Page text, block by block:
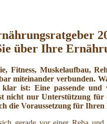
über Ihre
Fitness, Muskelaufbau,
miteinander verbunden.
ist: Eine passende und
nicht nur Unterstützung für
die Voraussetzung für